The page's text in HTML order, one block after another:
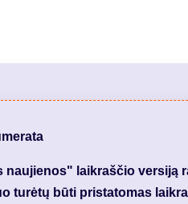
laikraščio versiją
turėtų būti pristatomas